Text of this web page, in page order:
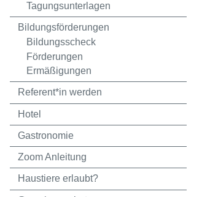
Tagungsunterlagen
Bildungsförderungen
Bildungsscheck
Förderungen
Ermäßigungen
Referent*in werden
Hotel
Gastronomie
Zoom Anleitung
Haustiere erlaubt?